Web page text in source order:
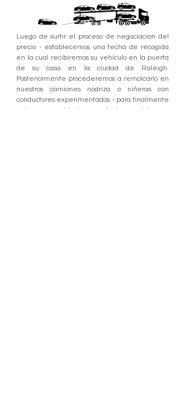
Luego de surtir el proceso de negociacion del
precio - establecemos una fecha de recogida
en la cual recibiremos su vehiculo en la puerta
de su casa en la ciudad de Raleigh.
Posteriormente procederemos a remolcarlo en
nuestros camiones nodriza o niñeras con
conductores experimentados - para finalmente
entregar su vehiculo en perfectas condiciones -